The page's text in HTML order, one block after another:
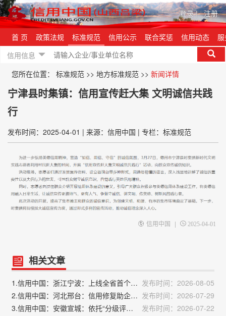
登录| 注册
首 页 政策法规 标准规范 信用公示 联合奖惩 信用动态
信用信息
您所在位置： 标准规范 >> 地方标准规范 >> 新闻详情
宁津县时集镇：信用宣传赶大集 文明诚信共践
行
发布时间：2025-04-01 | 来源：信用中国 | 专栏：标准规范
信用中国 | 2025-04-01
相关文章
1.信用中国：浙江宁波：上线全省首个出口信用险统保平台 发布时间：2026-08-05
2.信用中国：河北邢台：信用修复助企“减负前行” 发布时间：2026-07-29
3.信用中国：安徽宣城：依托“分级评价+信息披露”建强环境信用
发布时间：2026-07-22